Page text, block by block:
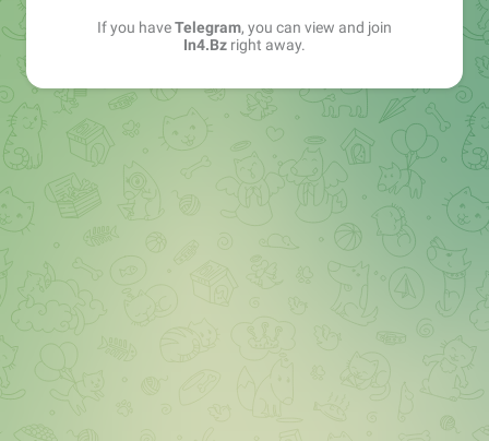
➖ twitter.com/bz_in4
➖ https://t.me/in4news
If you haveTelegram, you can view and join
In4.Bz right away.